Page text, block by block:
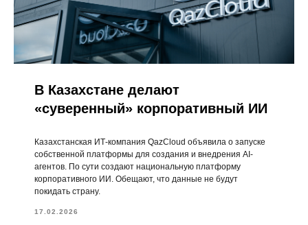
В Казахстане делают
«суверенный» корпоративный ИИ
Казахстанская ИТ-компания QazCloud объявила о запуске
собственной платформы для создания и внедрения AI-
агентов. По сути создают национальную платформу
корпоративного ИИ. Обещают, что данные не будут
покидать страну.
17.02.2026